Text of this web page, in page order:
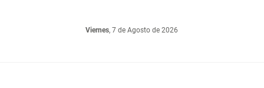
Viernes, 7 de Agosto de 2026